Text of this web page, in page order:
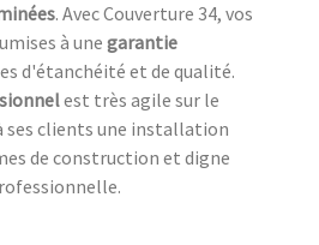
. Avec Couverture 34, vos
à une garantie
d'étanchéité et de qualité.
est très agile sur le
ses clients une installation
de construction et digne